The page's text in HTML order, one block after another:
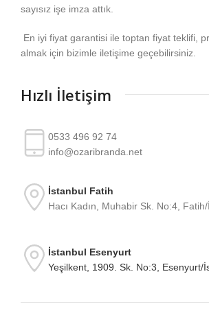
sayısız işe imza attık.
En iyi fiyat garantisi ile toptan fiyat teklifi,
almak için bizimle iletişime geçebilirsiniz.
Hızlı İletişim
0533 496 92 74
info@ozaribranda.net
İstanbul Fatih
Hacı Kadın, Muhabir Sk. No:4,
İstanbul Esenyurt
Yeşilkent, 1909. Sk. No:3, Esenyurt/